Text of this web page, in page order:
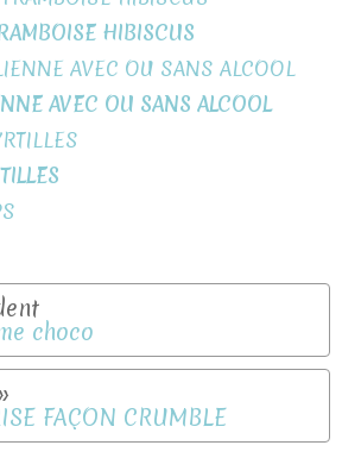
HIBISCUS
AVEC OU SANS ALCOOL
choco
FAÇON CRUMBLE